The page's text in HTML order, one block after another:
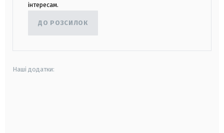
інтересам.
ДО РОЗСИЛОК
Наші додатки: